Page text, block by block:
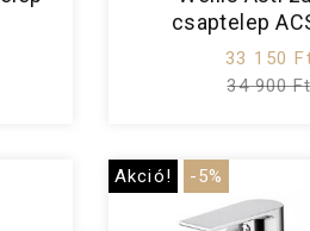
csaptelep
33 150
34 900
Akció! -5%